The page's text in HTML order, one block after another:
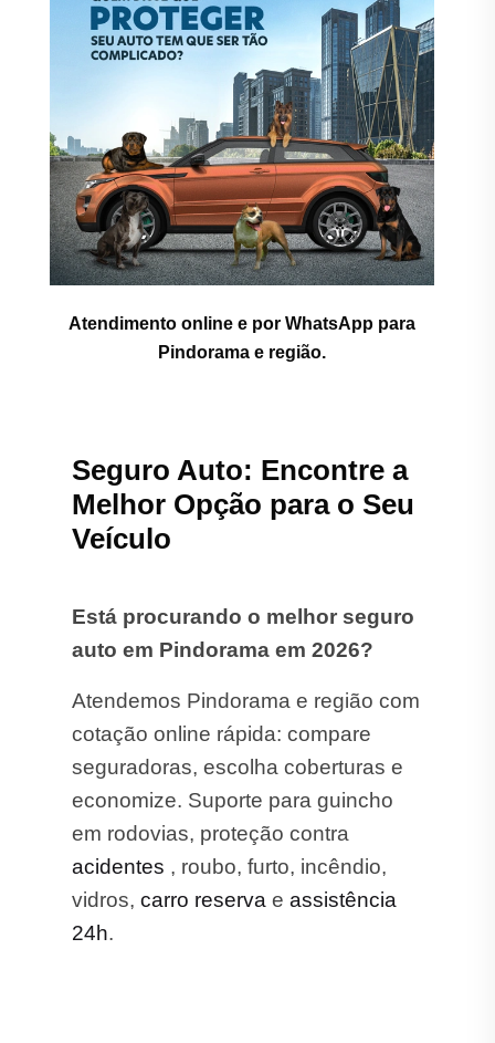
Atendimento online e por WhatsApp para
Pindorama e região.
Seguro Auto: Encontre a
Melhor Opção para o Seu
Veículo
Está procurando o melhor seguro
auto em Pindorama em 2026?
Atendemos Pindorama e região com
cotação online rápida: compare
seguradoras, escolha coberturas e
economize. Suporte para guincho
em rodovias, proteção contra
acidentes , roubo, furto, incêndio,
vidros, carro reserva e assistência
24h.